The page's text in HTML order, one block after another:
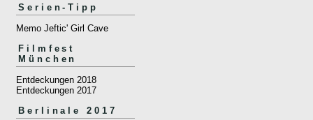
Serien-Tipp
Memo Jeftic' Girl Cave
Filmfest
München
Entdeckungen 2018
Entdeckungen 2017
Berlinale 2017